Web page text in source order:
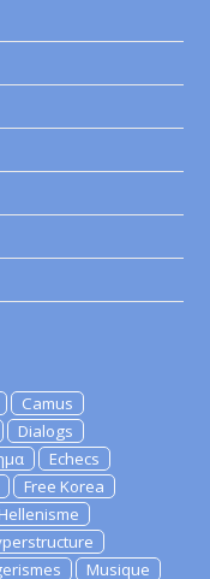
Camus
Dialogs
Echecs
Free Korea
Hellenisme
Musique